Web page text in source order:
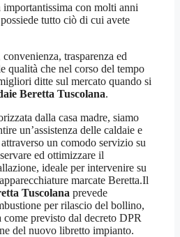
importantissima con molti anni
tutto ciò di cui avete
trasparenza ed
qualità che nel corso del tempo
ditte sul mercato quando si
Beretta Tuscolana.
dalla casa madre, siamo
un’assistenza delle caldaie e
un comodo servizio su
ed ottimizzare il
ideale per intervenire su
marcate Beretta.Il
Tuscolana prevede
per rilascio del bollino,
previsto dal decreto DPR
del nuovo libretto impianto.